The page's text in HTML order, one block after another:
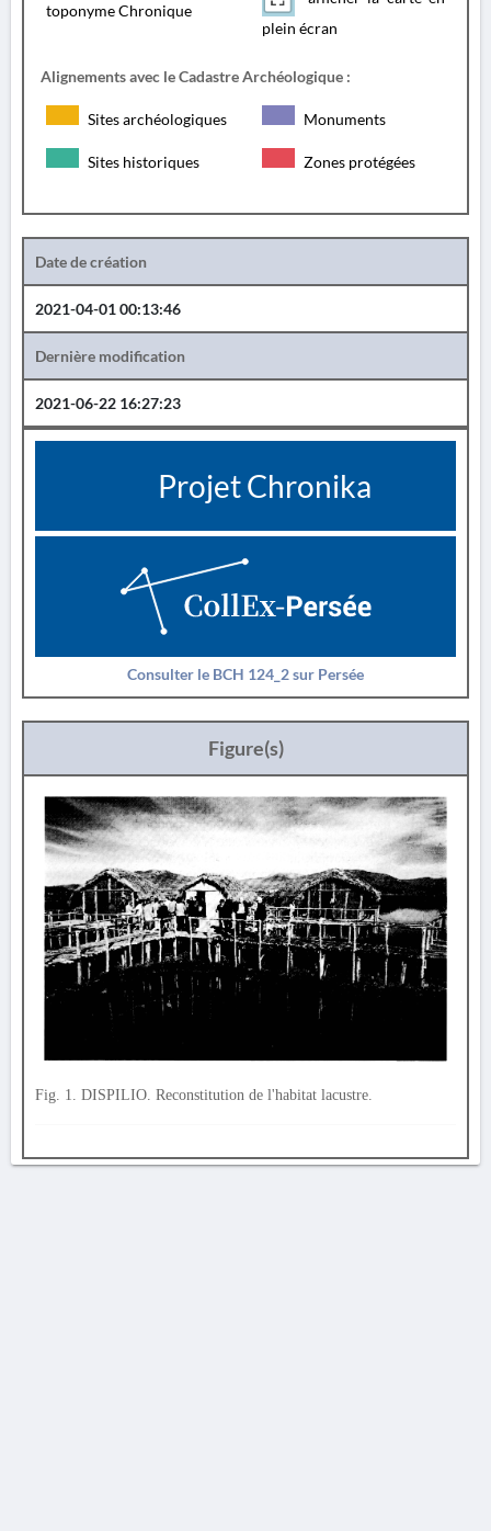
toponyme Chronique
plein écran
Alignements avec le Cadastre Archéologique :
Sites archéologiques Monuments
Sites historiques Zones protégées
Date de création
2021-04-01 00:13:46
Dernière modification
2021-06-22 16:27:23
Projet Chronika
Consulter le BCH 124_2 sur Persée
Figure(s)
Fig. 1. DISPILIO. Reconstitution de l'habitat lacustre.